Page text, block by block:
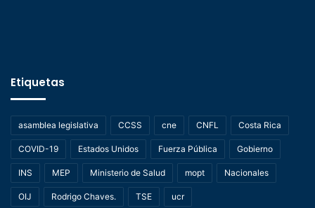
Etiquetas
asamblea legislativa CCSS cne CNFL Costa Rica
COVID-19 Estados Unidos Fuerza Pública Gobierno
INS MEP Ministerio de Salud mopt Nacionales
OIJ Rodrigo Chaves. TSE ucr